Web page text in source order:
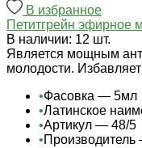
В избранное
Петитгрейн эфирное
В наличии: 12 шт.
Является мощным
молодости.
•Фасовка — 5мл
•Латинское
•Артикул — 48/5
•